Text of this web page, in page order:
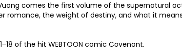
comes the first volume of the supernatural
romance, the weight of destiny, and what it
of the hit WEBTOON comic Covenant.